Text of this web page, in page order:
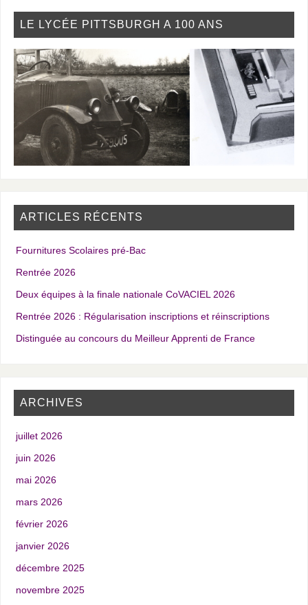
LE LYCÉE PITTSBURGH A 100 ANS
ARTICLES RÉCENTS
Fournitures Scolaires pré-Bac
Rentrée 2026
Deux équipes à la finale nationale CoVACIEL 2026
Rentrée 2026 : Régularisation inscriptions et réinscriptions
Distinguée au concours du Meilleur Apprenti de France
ARCHIVES
juillet 2026
juin 2026
mai 2026
mars 2026
février 2026
janvier 2026
décembre 2025
novembre 2025